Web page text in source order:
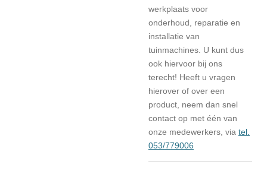
werkplaats voor
onderhoud, reparatie en
installatie van
tuinmachines. U kunt dus
ook hiervoor bij ons
terecht! Heeft u vragen
hierover of over een
product, neem dan snel
contact op met één van
onze medewerkers, via tel.
053/779006